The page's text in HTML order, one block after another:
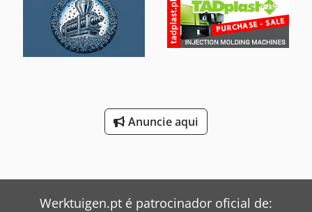
Anuncie aqui
Werktuigen.pt é patrocinador oficial de: